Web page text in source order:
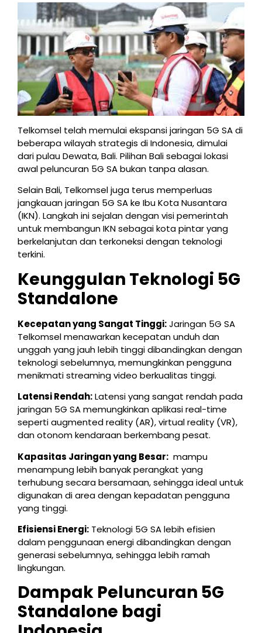
Telkomsel telah memulai ekspansi jaringan 5G SA di
beberapa wilayah strategis di Indonesia, dimulai
dari pulau Dewata, Bali. Pilihan Bali sebagai lokasi
awal peluncuran 5G SA bukan tanpa alasan.
Selain Bali, Telkomsel juga terus memperluas
jangkauan jaringan 5G SA ke Ibu Kota Nusantara
(IKN). Langkah ini sejalan dengan visi pemerintah
untuk membangun IKN sebagai kota pintar yang
berkelanjutan dan terkoneksi dengan teknologi
terkini.
Keunggulan Teknologi 5G
Standalone
Kecepatan yang Sangat Tinggi:Jaringan 5G SA
Telkomsel menawarkan kecepatan unduh dan
unggah yang jauh lebih tinggi dibandingkan dengan
teknologi sebelumnya, memungkinkan pengguna
menikmati streaming video berkualitas tinggi.
Latensi Rendah:Latensi yang sangat rendah pada
jaringan 5G SA memungkinkan aplikasi real-time
seperti augmented reality (AR), virtual reality (VR),
dan otonom kendaraan berkembang pesat.
Kapasitas Jaringan yang Besar: mampu
menampung lebih banyak perangkat yang
terhubung secara bersamaan, sehingga ideal untuk
digunakan di area dengan kepadatan pengguna
yang tinggi.
Efisiensi Energi: Teknologi 5G SA lebih efisien
dalam penggunaan energi dibandingkan dengan
generasi sebelumnya, sehingga lebih ramah
lingkungan.
Dampak Peluncuran 5G
Standalone bagi